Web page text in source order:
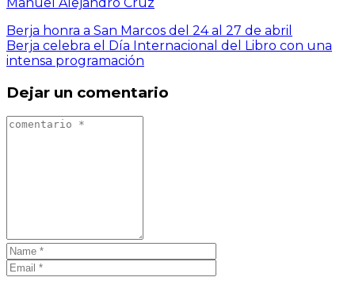
Berja honra a San Marcos del 24 al 27 de abril
Berja celebra el Día Internacional del Libro con una
intensa programación
Dejar un comentario